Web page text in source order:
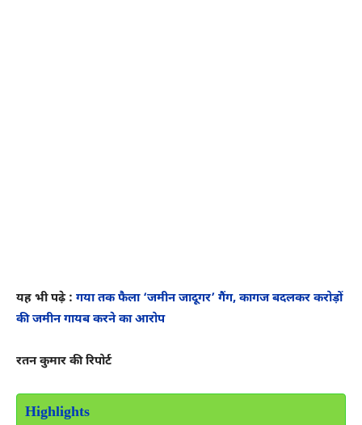
यह भी पढ़े : गया तक फैला ‘जमीन जादूगर’ गैंग, कागज बदलकर करोड़ों
की जमीन गायब करने का आरोप
रतन कुमार की रिपोर्ट
Highlights